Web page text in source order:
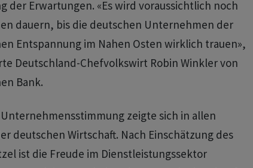
der Erwartungen. «Es wird voraussichtlich noch
dauern, bis die deutschen Unternehmen der
Entspannung im Nahen Osten wirklich trauen»,
Deutschland-Chefvolkswirt Robin Winkler von
Bank.
Unternehmensstimmung zeigte sich in allen
deutschen Wirtschaft. Nach Einschätzung des
ist die Freude im Dienstleistungssektor